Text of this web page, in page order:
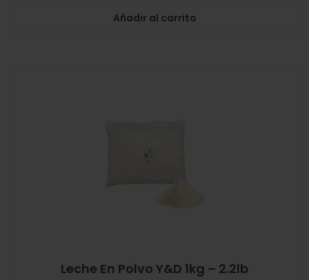
Añadir al carrito
Leche En Polvo Y&D 1kg – 2.2lb